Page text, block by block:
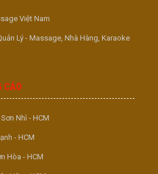
Việt Nam
Lý - Massage, Nhà Hàng, Karaoke
CÁO
Nhì - HCM
- HCM
Hòa - HCM